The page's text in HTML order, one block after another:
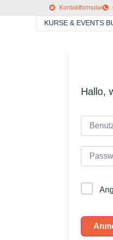
Kontaktformular
KURSE & EVENTS
Hallo,